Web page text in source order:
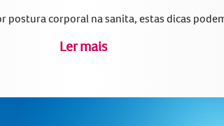
postura corporal na sanita, estas dicas
Ler mais